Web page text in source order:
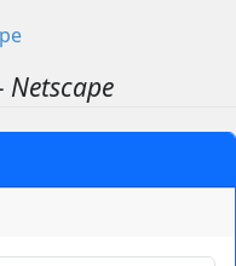
Netscape